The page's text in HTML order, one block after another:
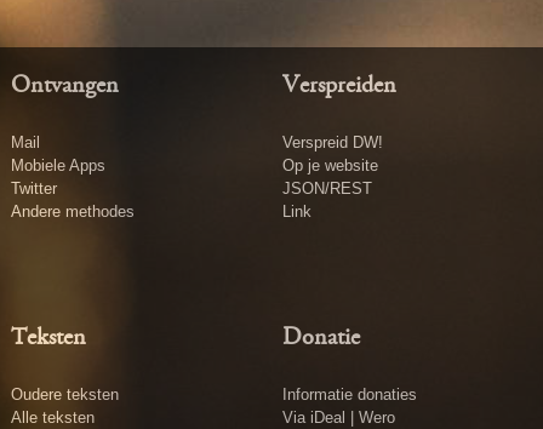
Ontvangen
Mail
Mobiele Apps
Twitter
Andere methodes
Verspreiden
Verspreid DW!
Op je website
JSON/REST
Link
Teksten
Oudere teksten
Alle teksten
Donatie
Informatie donaties
Via iDeal | Wero